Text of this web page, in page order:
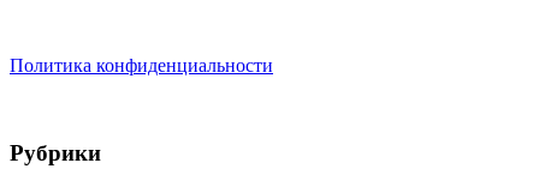
Политика конфиденциальности
Рубрики